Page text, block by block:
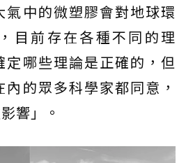
中的微塑膠會對地球環
目前存在各種不同的理
哪些理論是正確的，但
的眾多科學家都同意，
響」。